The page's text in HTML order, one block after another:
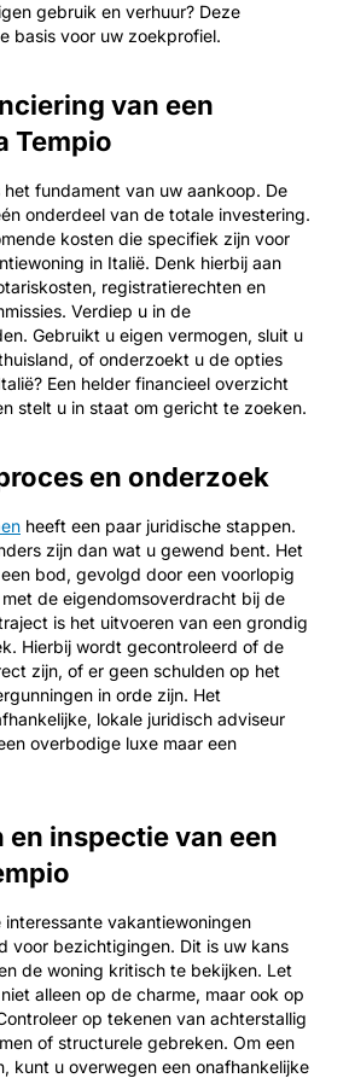
gebruik en verhuur? Deze
basis voor uw zoekprofiel.
van een
Tempio
fundament van uw aankoop. De
onderdeel van de totale investering.
kosten die specifiek zijn voor
in Italië. Denk hierbij aan
registratierechten en
Verdiep u in de
Gebruikt u eigen vermogen, sluit u
of onderzoekt u de opties
Een helder financieel overzicht
stelt u in staat om gericht te zoeken.
en onderzoek
heeft een paar juridische stappen.
zijn dan wat u gewend bent. Het
bod, gevolgd door een voorlopig
de eigendomsoverdracht bij de
is het uitvoeren van een grondig
Hierbij wordt gecontroleerd of de
zijn, of er geen schulden op het
in orde zijn. Het
lokale juridisch adviseur
overbodige luxe maar een
inspectie van een
vakantiewoningen
voor bezichtigingen. Dit is uw kans
de woning kritisch te bekijken. Let
alleen op de charme, maar ook op
op tekenen van achterstallig
of structurele gebreken. Om een
kunt u overwegen een onafhankelijke